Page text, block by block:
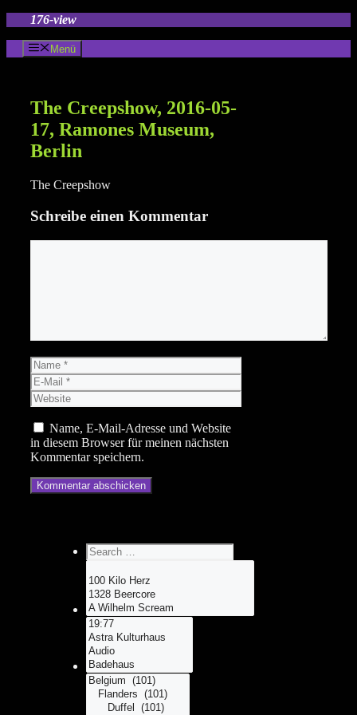
springen
176-view
Menü
The Creepshow, 2016-05-
17, Ramones Museum,
Berlin
The Creepshow
Schreibe einen Kommentar
Name
E-
Mail
Website
Name, E-Mail-Adresse und Website
in diesem Browser für meinen nächsten
Kommentar speichern.